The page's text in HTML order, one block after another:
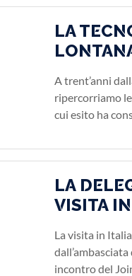
LA
A trent’anni
ripercorriamo
cui esito ha
LA
VISITA
La visita in
incontro del